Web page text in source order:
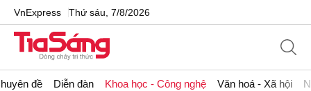
VnExpress Thứ sáu, 7/8/2026
đề Diễn đàn Khoa học - Công nghệ Văn hoá - Xã hội